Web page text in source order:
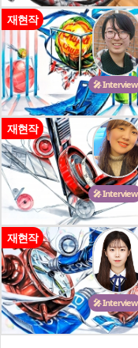
🎤 Interview
재현작
🎤 Interview
재현작
🎤 Interview
재현작